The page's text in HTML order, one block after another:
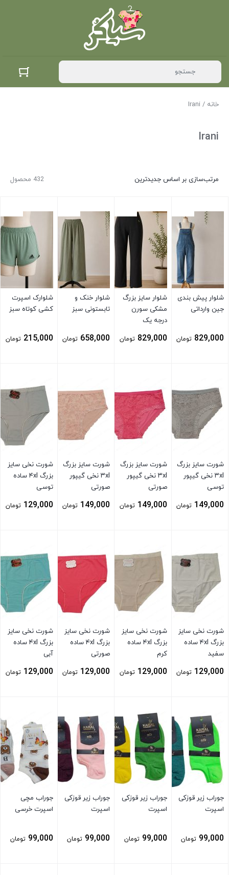
خانه / Irani
Irani
432 محصول مرتب‌سازی بر اساس جدیدترین
شلوار پیش بندی
جین وارداتی
829,000 تومان
شلوار سایز بزرگ
مشکی سورن
درجه یک
829,000 تومان
شلوار خنک و
تابستونی سبز
658,000 تومان
شلوارک اسپرت
کشی کوتاه سبز
215,000 تومان
شورت سایز بزرگ
۳xl نخی گیپور
توسی
149,000 تومان
شورت سایز بزرگ
۳xl نخی گیپور
صورتی
149,000 تومان
شورت سایز بزرگ
۳xl نخی گیپور
صورتی
149,000 تومان
شورت نخی سایز
بزرگ ۴xl ساده
توسی
129,000 تومان
شورت نخی سایز
بزرگ ۴xl ساده
سفید
129,000 تومان
شورت نخی سایز
بزرگ ۴xl ساده
کرم
129,000 تومان
شورت نخی سایز
بزرگ ۴xl ساده
صورتی
129,000 تومان
شورت نخی سایز
بزرگ ۴xl ساده
آبی
129,000 تومان
جوراب زیر قوزکی
اسپرت
99,000 تومان
جوراب زیر قوزکی
اسپرت
99,000 تومان
جوراب زیر قوزکی
اسپرت
99,000 تومان
جوراب مچی
اسپرت خرسی
99,000 تومان